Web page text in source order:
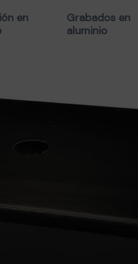
en
Grabados en
aluminio